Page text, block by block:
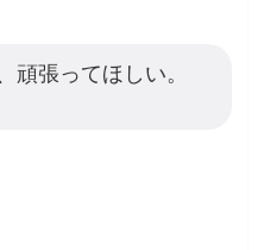
張ってほしい。